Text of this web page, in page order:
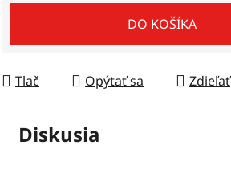
DO KOŠÍKA
Tlač Opýtať sa Zdieľať
Diskusia